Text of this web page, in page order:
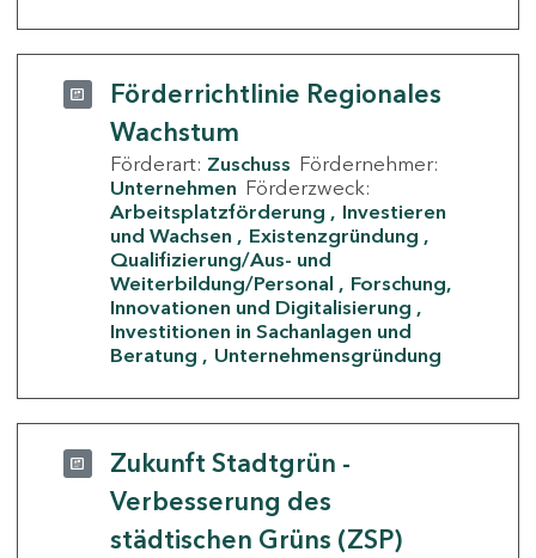
Förderrichtlinie Regionales
Wachstum
Förderart: Zuschuss Fördernehmer:
Unternehmen Förderzweck:
Arbeitsplatzförderung
Investieren
und Wachsen
Existenzgründung
Qualifizierung/Aus- und
Weiterbildung/Personal
Forschung,
Innovationen und Digitalisierung
Investitionen in Sachanlagen und
Beratung
Unternehmensgründung
Zukunft Stadtgrün -
Verbesserung des
städtischen Grüns (ZSP)